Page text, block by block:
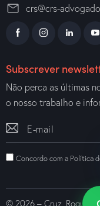
crs@crs-
Subscrever
Não perca as últimas
o nosso trabalho e
Concordo com a Política
© 2026 – Cruz, Roque,